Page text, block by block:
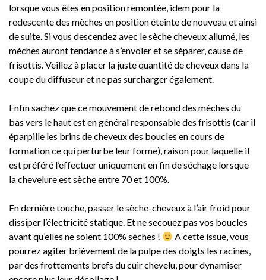
lorsque vous êtes en position remontée, idem pour la
redescente des mèches en position éteinte de nouveau et ainsi
de suite. Si vous descendez avec le sèche cheveux allumé, les
mèches auront tendance à s’envoler et se séparer, cause de
frisottis. Veillez à placer la juste quantité de cheveux dans la
coupe du diffuseur et ne pas surcharger également.
Enfin sachez que ce mouvement de rebond des mèches du
bas vers le haut est en général responsable des frisottis (car il
éparpille les brins de cheveux des boucles en cours de
formation ce qui perturbe leur forme), raison pour laquelle il
est préféré l’effectuer uniquement en fin de séchage lorsque
la chevelure est sèche entre 70 et 100%.
En dernière touche, passer le sèche-cheveux à l’air froid pour
dissiper l’électricité statique. Et ne secouez pas vos boucles
avant qu’elles ne soient 100% sèches !
A cette issue, vous
pourrez agiter brièvement de la pulpe des doigts les racines,
par des frottements brefs du cuir chevelu, pour dynamiser